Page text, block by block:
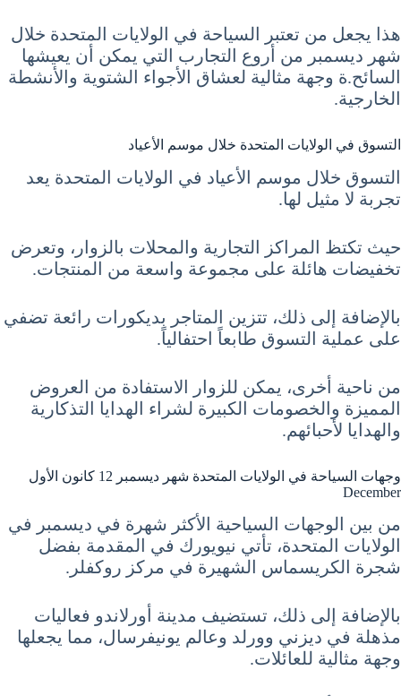
هذا يجعل من تعتبر السياحة في الولايات المتحدة خلال
شهر ديسمبر من أروع التجارب التي يمكن أن يعيشها
السائح.ة وجهة مثالية لعشاق الأجواء الشتوية والأنشطة
الخارجية.
التسوق في الولايات المتحدة خلال موسم الأعياد
التسوق خلال موسم الأعياد في الولايات المتحدة يعد
تجربة لا مثيل لها.
حيث تكتظ المراكز التجارية والمحلات بالزوار، وتعرض
تخفيضات هائلة على مجموعة واسعة من المنتجات.
بالإضافة إلى ذلك، تتزين المتاجر بديكورات رائعة تضفي
على عملية التسوق طابعاً احتفالياً.
من ناحية أخرى، يمكن للزوار الاستفادة من العروض
المميزة والخصومات الكبيرة لشراء الهدايا التذكارية
والهدايا لأحبائهم.
وجهات السياحة في الولايات المتحدة شهر ديسمبر 12 كانون الأول
December
من بين الوجهات السياحية الأكثر شهرة في ديسمبر في
الولايات المتحدة، تأتي نيويورك في المقدمة بفضل
شجرة الكريسماس الشهيرة في مركز روكفلر.
بالإضافة إلى ذلك، تستضيف مدينة أورلاندو فعاليات
مذهلة في ديزني وورلد وعالم يونيفرسال، مما يجعلها
وجهة مثالية للعائلات.